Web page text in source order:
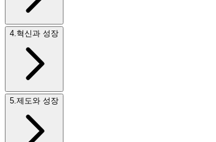
4 혁신과 성장
5 제도와 성장